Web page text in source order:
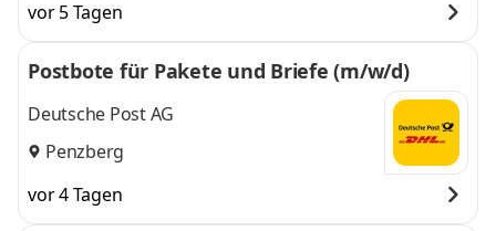
vor 5 Tagen
Postbote für Pakete und Briefe (m/w/d)
Deutsche Post AG
Penzberg
vor 4 Tagen